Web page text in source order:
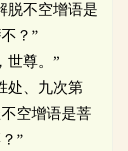
不空增语是
？”
尊。”
、九次第
空增语是菩
”